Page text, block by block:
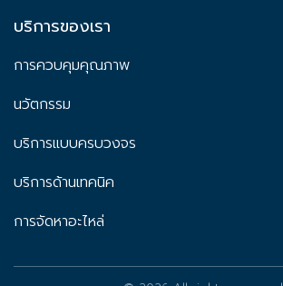
บริการของเรา
การควบคุมคุณภาพ
นวัตกรรม
บริการแบบครบวงจร
บริการด้านเทคนิค
การจัดหาอะไหล่